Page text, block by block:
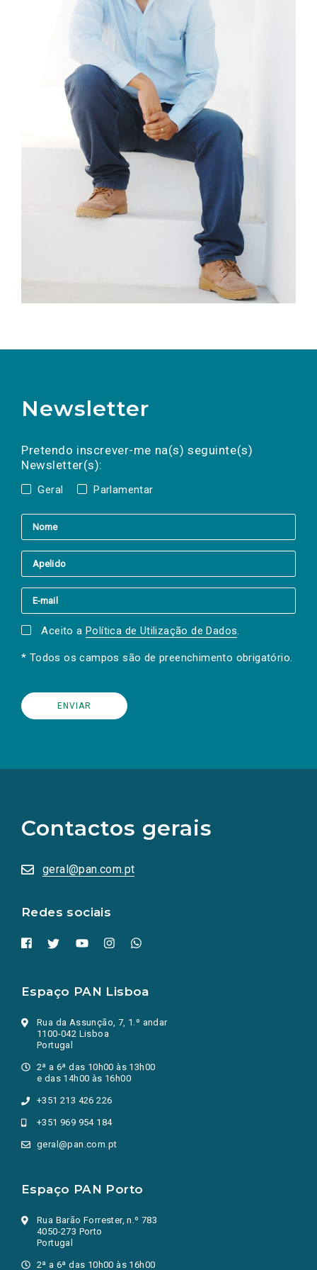
Newsletter
Pretendo inscrever-me na(s) seguinte(s)
Newsletter(s):
Geral Parlamentar
a(s) newsletter(s).
mail
Aceito a Política de Utilização de Dados.
* Todos os campos são de preenchimento obrigatório.
Contactos gerais
geral@pan.com.pt
Redes sociais
redes
sociais
numa
nova
Espaço PAN Lisboa
Rua da Assunção, 7, 1.º andar
1100-042 Lisboa
Portugal
2ª a 6ª das 10h00 às 13h00
e das 14h00 às 16h00
+351 213 426 226
+351 969 954 184
geral@pan.com.pt
Espaço PAN Porto
Rua Barão Forrester, n.º 783
4050-273 Porto
Portugal
2ª a 6ª das 10h00 às 16h00